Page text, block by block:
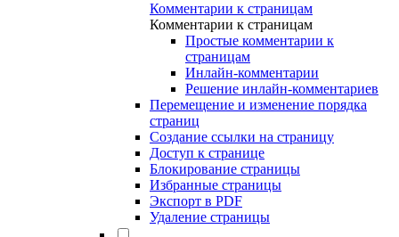
Комментарии к страницам
Комментарии к страницам
Простые комментарии к
страницам
Инлайн-комментарии
Решение инлайн-комментариев
Перемещение и изменение порядка
страниц
Создание ссылки на страницу
Доступ к странице
Блокирование страницы
Избранные страницы
Экспорт в PDF
Удаление страницы